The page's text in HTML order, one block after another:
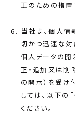
正のための措置
当社は、個人
切かつ迅速な対
個人データの開
正・追加又は削
の開示）を受け
しては、以下の
ください。